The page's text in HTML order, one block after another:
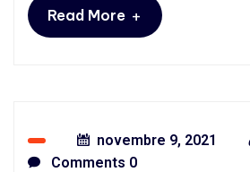
Read More +
novembre 9, 2021
Comments 0